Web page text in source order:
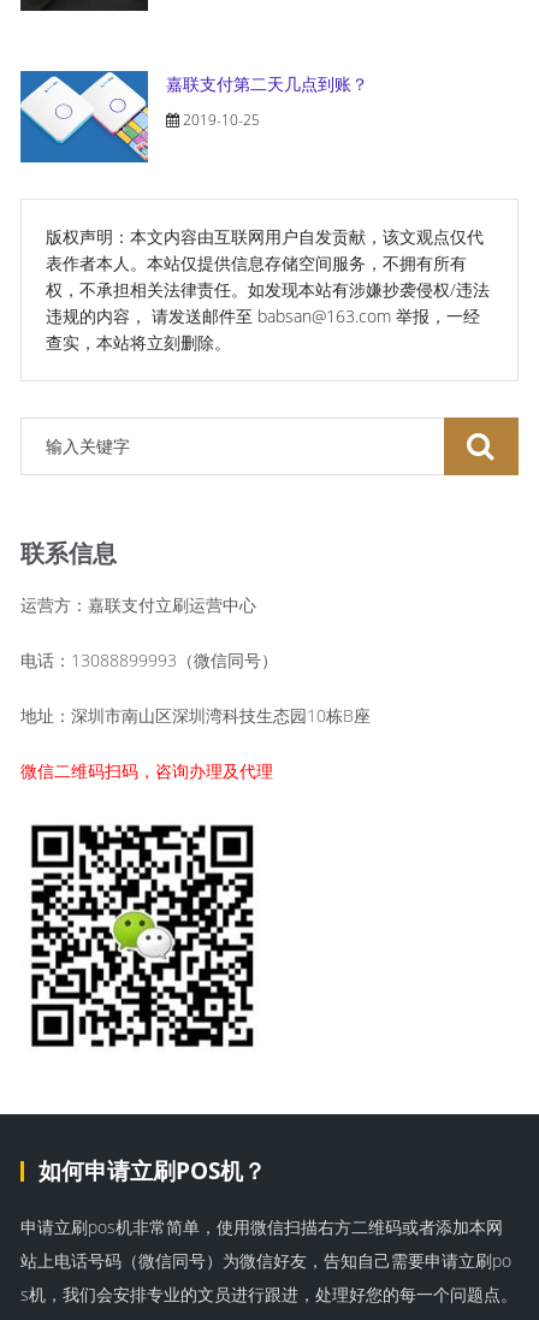
嘉联支付第二天几点到账？
2019-10-25
版权声明：本文内容由互联网用户自发贡献，该文观点仅代
表作者本人。本站仅提供信息存储空间服务，不拥有所有
权，不承担相关法律责任。如发现本站有涉嫌抄袭侵权/违法
违规的内容， 请发送邮件至 babsan@163.com 举报，一经
查实，本站将立刻删除。
联系信息
运营方：嘉联支付立刷运营中心
电话：13088899993（微信同号）
地址：深圳市南山区深圳湾科技生态园10栋B座
微信二维码扫码，咨询办理及代理
如何申请立刷POS机？
申请立刷pos机非常简单，使用微信扫描右方二维码或者添加本网
站上电话号码（微信同号）为微信好友，告知自己需要申请立刷po
s机，我们会安排专业的文员进行跟进，处理好您的每一个问题点。